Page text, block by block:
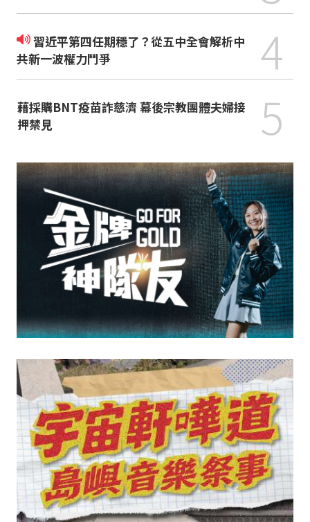
習近平第四任期穩了？從五中全會解析中
共新一波權力鬥爭
4
藉採購BNT疫苗詐慈濟 幕後宗教團體夫婦接
押禁見
5